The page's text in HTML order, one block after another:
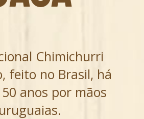
Chimichurri
feito no Brasil, há
anos por mãos
uruguaias.